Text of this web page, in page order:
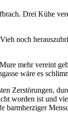
Drei Kühe
noch
mehr vereint
wäre es
Zerstörungen,
worden ist und
barmherziger